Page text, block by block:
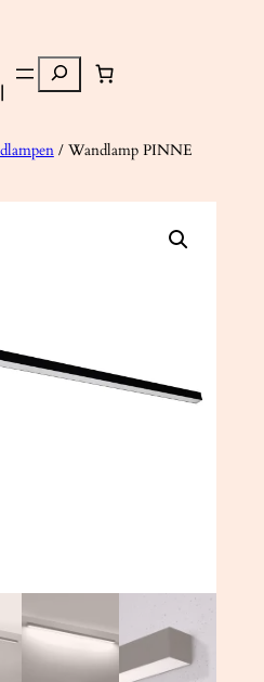
Zoeken
/ Wandlamp PINNE